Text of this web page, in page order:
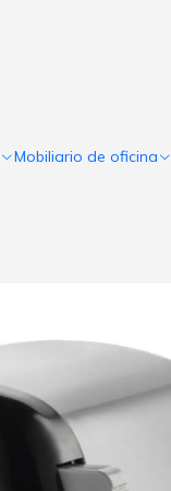
Mobiliario de oficina